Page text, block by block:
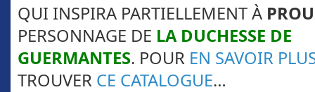
QUI INSPIRA PARTIELLEMENT À
PERSONNAGE DE LA DUCHESSE DE
GUERMANTES. POUR EN SAVOIR
TROUVER CE CATALOGUE…